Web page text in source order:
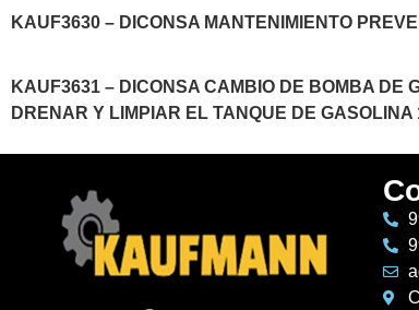
KAUF3630 – DICONSA MANTENIMIENTO
KAUF3631 – DICONSA CAMBIO DE BOMBA DE
DRENAR Y LIMPIAR EL TANQUE DE GASOLINA